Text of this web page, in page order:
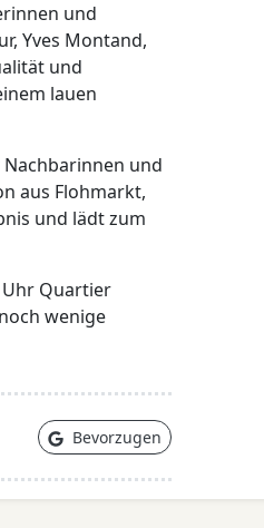
und
Yves Montand,
und
lauen
und
aus Flohmarkt,
und lädt zum
Uhr Quartier
wenige
Bevorzugen